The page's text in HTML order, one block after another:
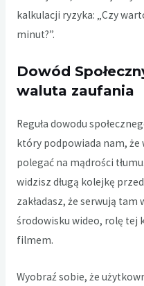
kalkulacji ryzyka: „Czy
minut?”.
Dowód
waluta zaufania
Reguła dowodu
który podpowiada nam, że
polegać na mądrości
widzisz długą kolejkę
zakładasz, że serwują
środowisku wideo, rolę tej
filmem.
Wyobraź sobie, że